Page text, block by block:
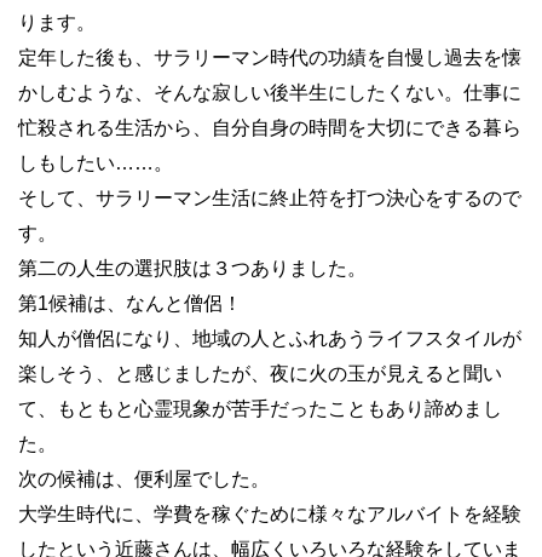
ります。
定年した後も、サラリーマン時代の功績を自慢し過去を懐
かしむような、そんな寂しい後半生にしたくない。仕事に
忙殺される生活から、自分自身の時間を大切にできる暮ら
しもしたい……。
そして、サラリーマン生活に終止符を打つ決心をするので
す。
第二の人生の選択肢は３つありました。
第1候補は、なんと僧侶！
知人が僧侶になり、地域の人とふれあうライフスタイルが
楽しそう、と感じましたが、夜に火の玉が見えると聞い
て、もともと心霊現象が苦手だったこともあり諦めまし
た。
次の候補は、便利屋でした。
大学生時代に、学費を稼ぐために様々なアルバイトを経験
したという近藤さんは、幅広くいろいろな経験をしていま